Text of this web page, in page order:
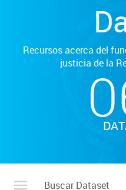
Recursos acerca del
justicia de la